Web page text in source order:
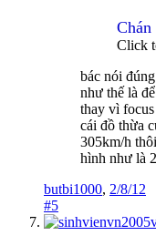
Chán
Click
bác nói
như thế là
thay vì
cái đồ thừa
305km/h
hình như là
butbi1000, 2/8/12
#5